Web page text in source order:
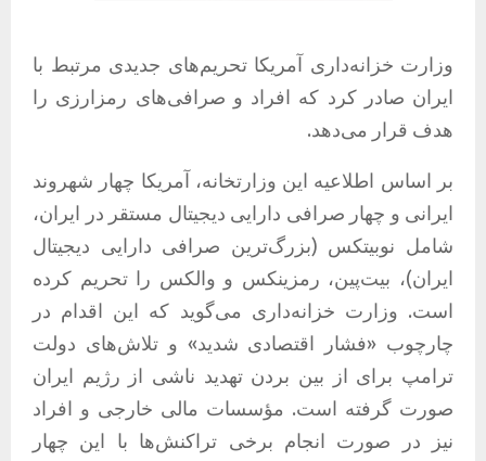
وزارت خزانه‌داری آمریکا تحریم‌های جدیدی مرتبط با
ایران صادر کرد که افراد و صرافی‌های رمزارزی را
هدف قرار می‌دهد.
بر اساس اطلاعیه این وزارتخانه، آمریکا چهار شهروند
ایرانی و چهار صرافی دارایی دیجیتال مستقر در ایران،
شامل نوبیتکس (بزرگ‌ترین صرافی دارایی دیجیتال
ایران)، بیت‌پین، رمزینکس و والکس را تحریم کرده
است. وزارت خزانه‌داری می‌گوید که این اقدام در
چارچوب «فشار اقتصادی شدید» و تلاش‌های دولت
ترامپ برای از بین بردن تهدید ناشی از رژیم ایران
صورت گرفته است. مؤسسات مالی خارجی و افراد
نیز در صورت انجام برخی تراکنش‌ها با این چهار